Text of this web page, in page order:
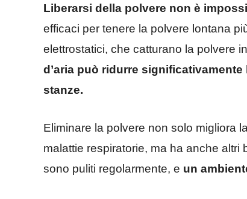
Liberarsi della polvere non è
efficaci per tenere la polvere lontana
elettrostatici, che catturano la polvere
d’aria può ridurre
stanze.
Eliminare la polvere non solo migliora
malattie respiratorie, ma ha anche
sono puliti regolarmente, e un